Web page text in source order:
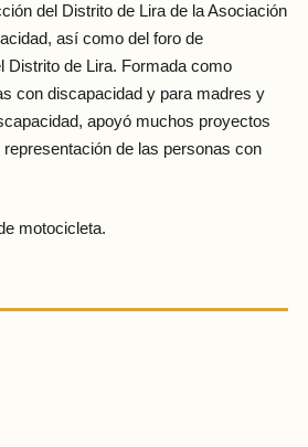
del Distrito de Lira de la Asociación
así como del foro de
Distrito de Lira. Formada como
con discapacidad y para madres y
apoyó muchos proyectos
de las personas con
motocicleta.